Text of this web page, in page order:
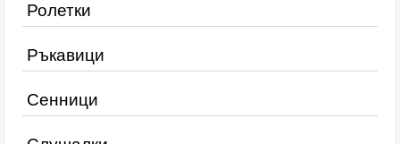
Ролетки
Ръкавици
Сенници